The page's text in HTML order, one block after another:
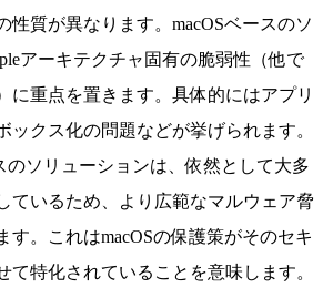
性質が異なります。macOSベースのソ
アーキテクチャ固有の脆弱性（他で
に重点を置きます。具体的にはアプリ
ックス化の問題などが挙げられます。
のソリューションは、依然として大多
ているため、より広範なマルウェア脅
す。これはmacOSの保護策がそのセキ
て特化されていることを意味します。